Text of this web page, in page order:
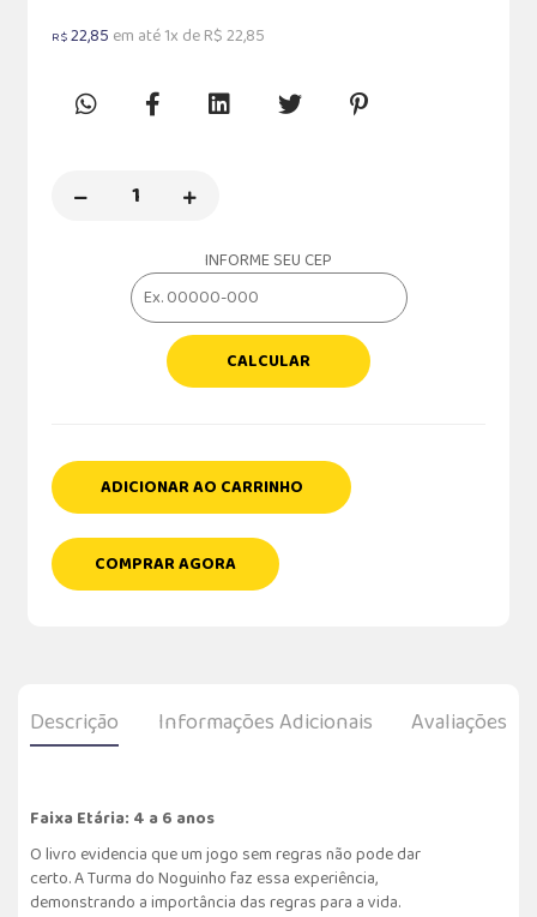
R$22,85 em até 1x de R$ 22,85
INFORME SEU CEP
CALCULAR
ADICIONAR AO CARRINHO
COMPRAR AGORA
Descrição Informações Adicionais Avaliações
Faixa Etária: 4 a 6 anos
O livro evidencia que um jogo sem regras não pode dar
certo. A Turma do Noguinho faz essa experiência,
demonstrando a importância das regras para a vida.